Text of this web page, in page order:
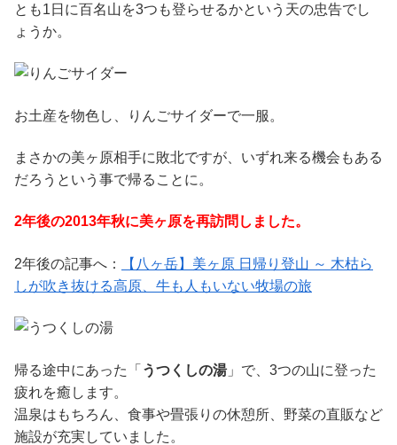
とも1日に百名山を3つも登らせるかという天の忠告でし
ょうか。
お土産を物色し、りんごサイダーで一服。
まさかの美ヶ原相手に敗北ですが、いずれ来る機会もある
だろうという事で帰ることに。
2年後の2013年秋に美ヶ原を再訪問しました。
2年後の記事へ：
【八ヶ岳】美ヶ原 日帰り登山 ～ 木枯ら
しが吹き抜ける高原、牛も人もいない牧場の旅
帰る途中にあった「 うつくしの湯」で、3つの山に登った
疲れを癒します。
温泉はもちろん、食事や畳張りの休憩所、野菜の直販など
施設が充実していました。